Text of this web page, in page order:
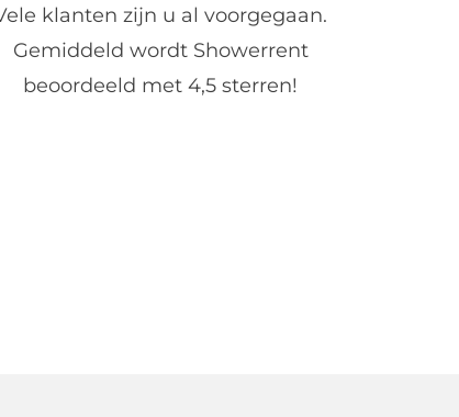
klanten zijn u al voorgegaan.
Gemiddeld wordt Showerrent
beoordeeld met 4,5 sterren!